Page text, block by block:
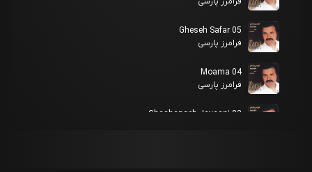
05 Gheseh Safar
فرامرز پارسی
04 Moama
فرامرز پارسی
03 Ghashangeh Javaani